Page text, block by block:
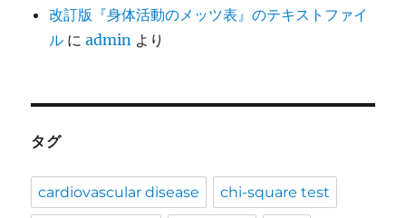
改訂版『身体活動のメッツ表』のテキストファイ
ル にadmin より
タグ
cardiovascular disease chi-square test